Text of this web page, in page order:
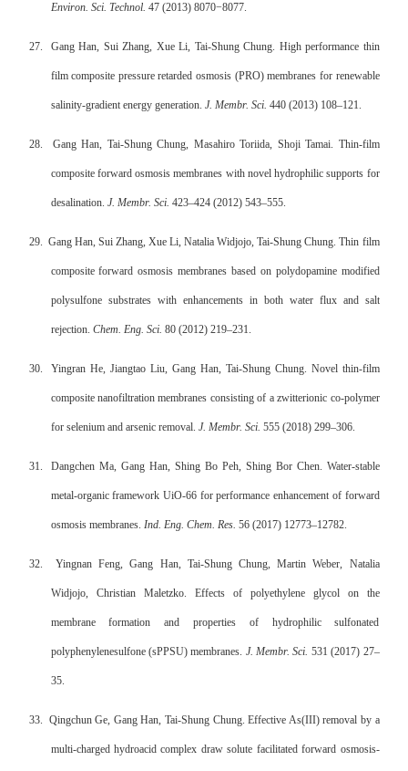
Environ. Sci. Technol. 47 (2013) 8070−8077.
27. Gang Han, Sui Zhang, Xue Li, Tai-Shung Chung. High performance thin
film composite pressure retarded osmosis (PRO) membranes for renewable
salinity-gradient energy generation. J. Membr. Sci. 440 (2013) 108–121.
28. Gang Han, Tai-Shung Chung, Masahiro Toriida, Shoji Tamai. Thin-film
composite forward osmosis membranes with novel hydrophilic supports for
desalination. J. Membr. Sci. 423–424 (2012) 543–555.
29. Gang Han, Sui Zhang, Xue Li, Natalia Widjojo, Tai-Shung Chung. Thin film
composite forward osmosis membranes based on polydopamine modified
polysulfone substrates with enhancements in both water flux and salt
rejection. Chem. Eng. Sci. 80 (2012) 219–231.
30. Yingran He, Jiangtao Liu, Gang Han, Tai-Shung Chung. Novel thin-film
composite nanofiltration membranes consisting of a zwitterionic co-polymer
for selenium and arsenic removal. J. Membr. Sci. 555 (2018) 299–306.
31. Dangchen Ma, Gang Han, Shing Bo Peh, Shing Bor Chen. Water-stable
metal-organic framework UiO-66 for performance enhancement of forward
osmosis membranes. Ind. Eng. Chem. Res. 56 (2017) 12773–12782.
32. Yingnan Feng, Gang Han, Tai-Shung Chung, Martin Weber, Natalia
Widjojo, Christian Maletzko. Effects of polyethylene glycol on the
membrane formation and properties of hydrophilic sulfonated
polyphenylenesulfone (sPPSU) membranes. J. Membr. Sci. 531 (2017) 27–
35.
33. Qingchun Ge, Gang Han, Tai-Shung Chung. Effective As(III) removal by a
multi-charged hydroacid complex draw solute facilitated forward osmosis-